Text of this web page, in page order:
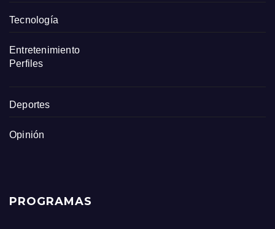
Tecnología
Entretenimiento
Perfiles
Deportes
Opinión
PROGRAMAS